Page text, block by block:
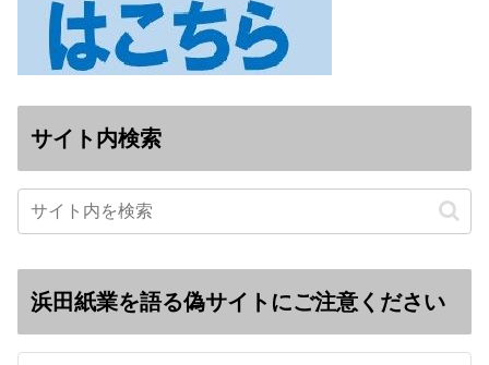
サイト内検索
浜田紙業を語る偽サイトにご注意ください